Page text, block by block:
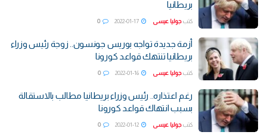
بريطانيا
كتب جوليا عيسى 0
أزمة جديدة تواجه بوريس جونسون.. زوجة رئيس وزراء
بريطانيا تنتهك قواعد كورونا
كتب جوليا عيسى 0
رغم اعتذاره.. رئيس وزراء بريطانيا مطالب بالاستقالة
بسبب انتهاك قواعد كورونا
كتب جوليا عيسى 0